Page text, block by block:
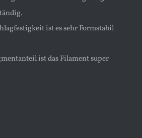
ist es sehr Formstabil
ist das Filament super